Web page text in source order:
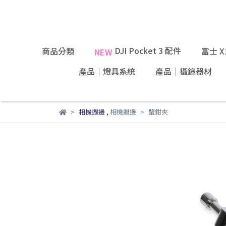
商品分類 NEWDJI Pocket 3 配件
富士
產品｜燈具系統
產品｜攝錄器材
相機週邊 , 相機週邊 蟹鉗夾